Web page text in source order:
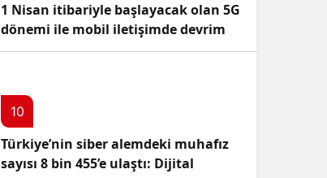
1 Nisan itibariyle başlayacak olan 5G
dönemi ile mobil iletişimde devrim
başlıyor!
10
Türkiye’nin siber alemdeki muhafız
sayısı 8 bin 455’e ulaştı: Dijital